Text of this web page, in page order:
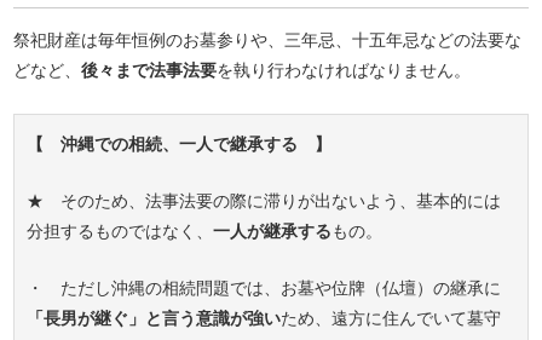
祭祀財産は毎年恒例のお墓参りや、三年忌、十五年忌などの法要な
どなど、後々まで法事法要を執り行わなければなりません。
【 沖縄での相続、一人で継承する 】
★ そのため、法事法要の際に滞りが出ないよう、基本的には
分担するものではなく、一人が継承するもの。
・ ただし沖縄の相続問題では、お墓や位牌（仏壇）の継承に
「長男が継ぐ」と言う意識が強いため、遠方に住んでいて墓守